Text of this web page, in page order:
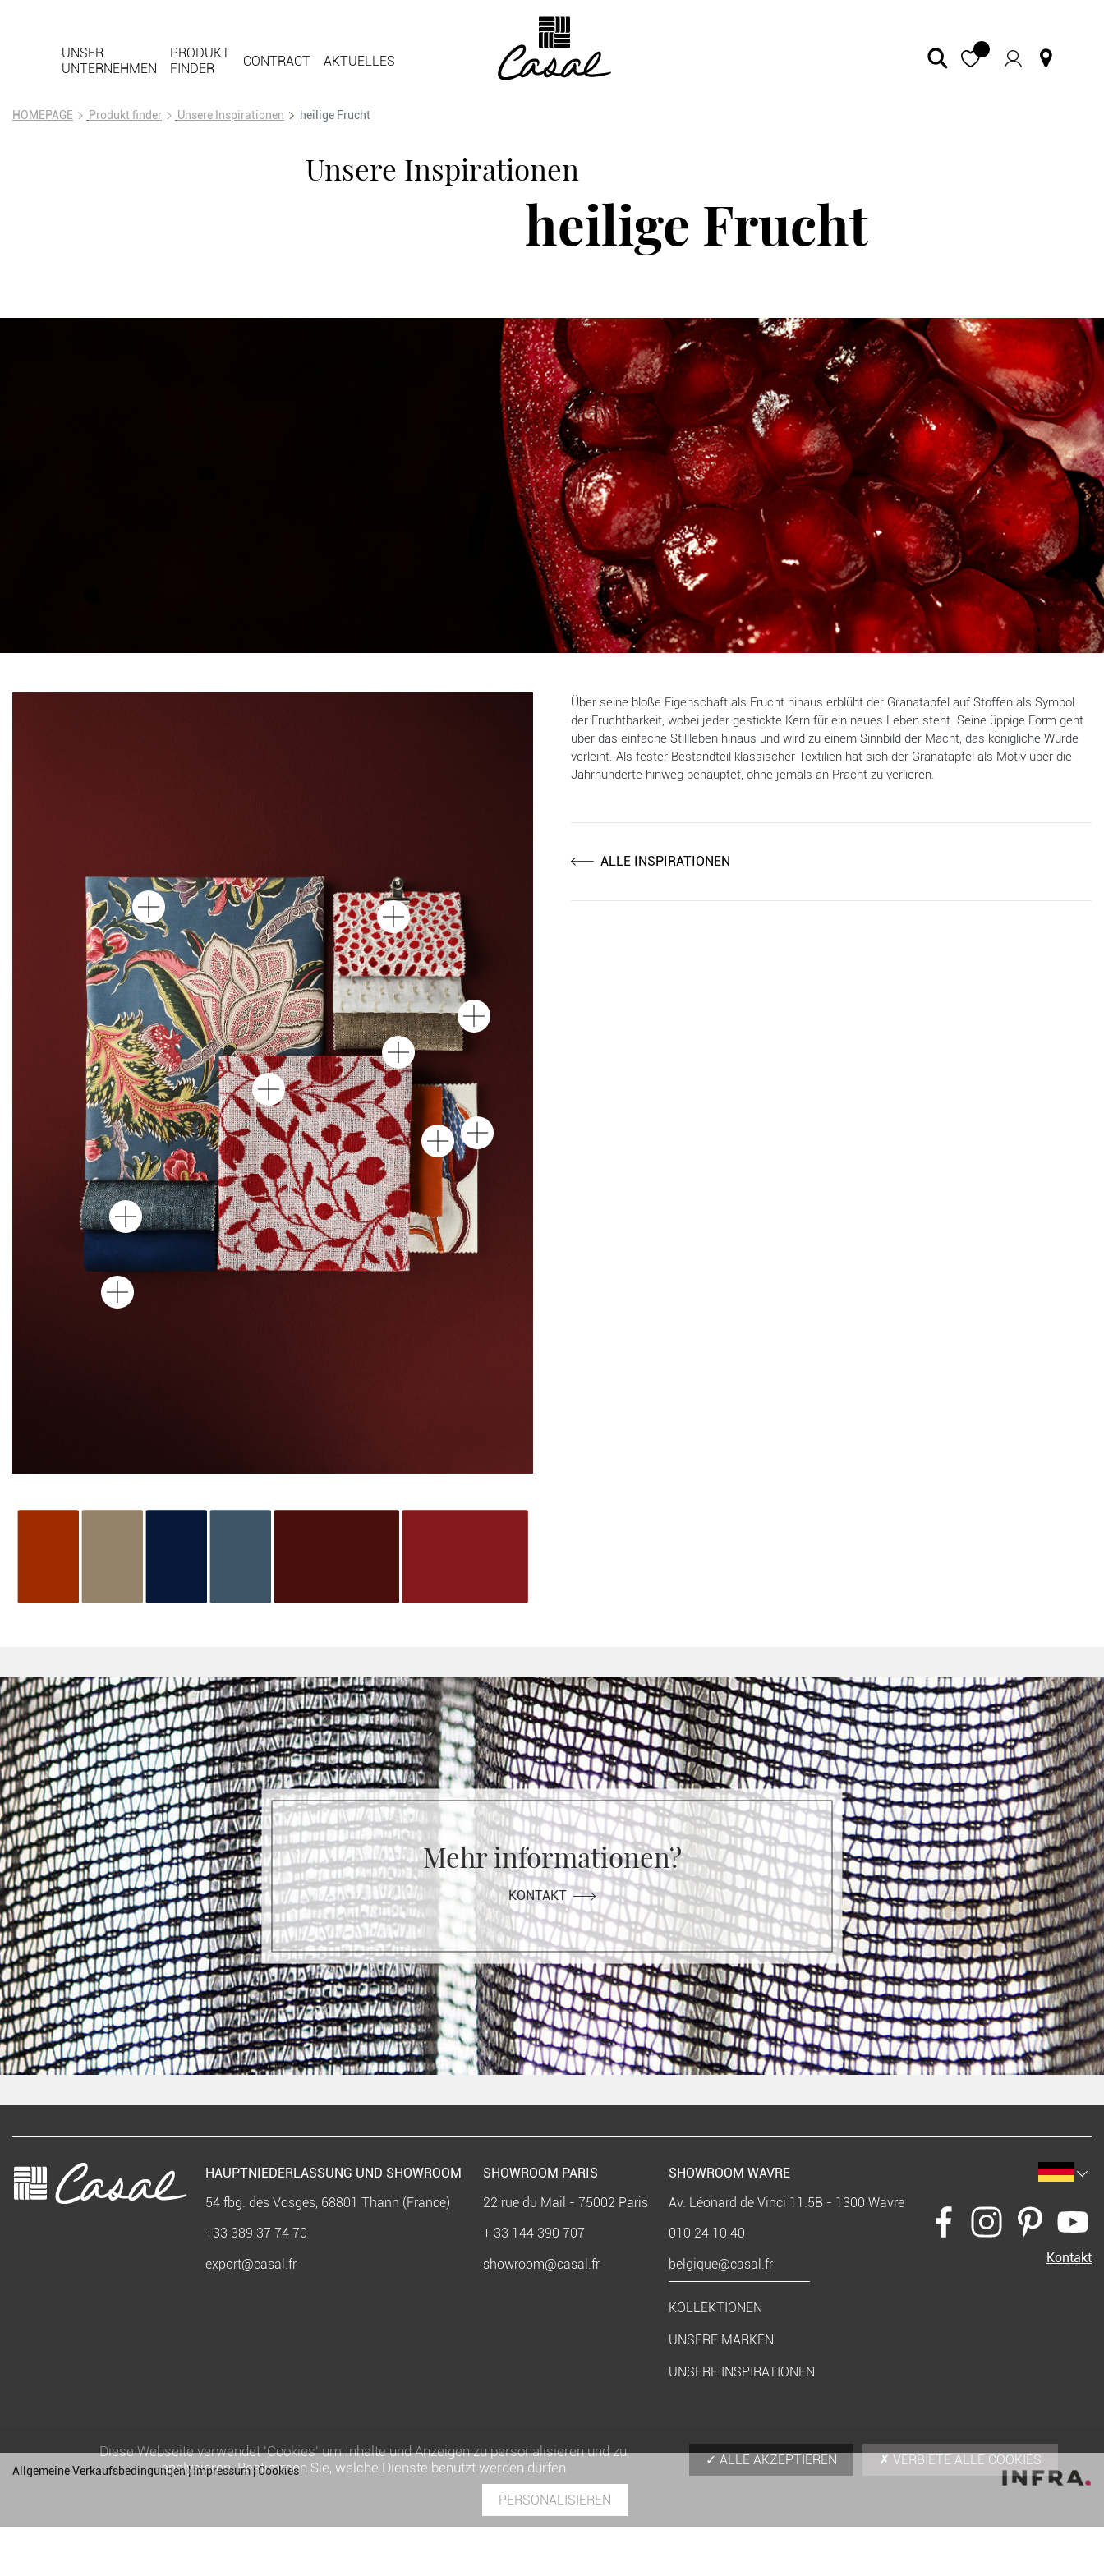
UNSER
UNTERNEHMEN
PRODUKT
FINDER
CONTRACT AKTUELLES
HOMEPAGE Produkt finder Unsere Inspirationen heilige Frucht
Unsere Inspirationen
heilige Frucht
Über seine bloße Eigenschaft als Frucht hinaus erblüht der Granatapfel auf Stoffen als Symbol
der Fruchtbarkeit, wobei jeder gestickte Kern für ein neues Leben steht. Seine üppige Form geht
über das einfache Stillleben hinaus und wird zu einem Sinnbild der Macht, das königliche Würde
verleiht. Als fester Bestandteil klassischer Textilien hat sich der Granatapfel als Motiv über die
Jahrhunderte hinweg behauptet, ohne jemals an Pracht zu verlieren.
ALLE INSPIRATIONEN
Mehr informationen?
KONTAKT
HAUPTNIEDERLASSUNG UND SHOWROOM
54 fbg. des Vosges, 68801 Thann (France)
+33 389 37 74 70
export@casal.fr
SHOWROOM PARIS
22 rue du Mail - 75002 Paris
+ 33 144 390 707
showroom@casal.fr
SHOWROOM WAVRE
Av. Léonard de Vinci 11.5B - 1300 Wavre
010 24 10 40
belgique@casal.fr
KOLLEKTIONEN
UNSERE MARKEN
UNSERE INSPIRATIONEN
Kontakt
Allgemeine Verkaufsbedingungen|Impressum|Cookies
Diese Webseite verwendet 'Cookies' um Inhalte und Anzeigen zu personalisieren und zu
analysieren. Bestimmen Sie, welche Dienste benutzt werden dürfen
ALLE AKZEPTIEREN VERBIETE ALLE COOKIES
PERSONALISIEREN